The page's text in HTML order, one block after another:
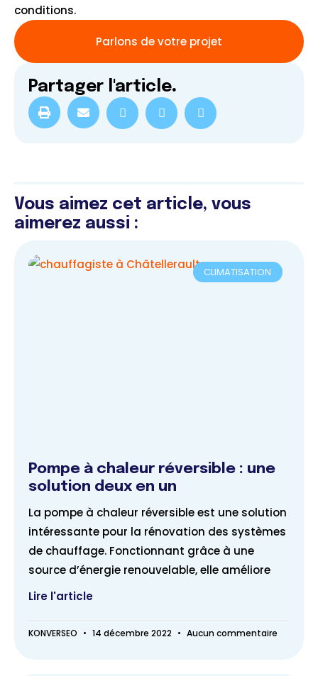
conditions.
Parlons de votre projet
Partager l'article.
Vous aimez cet article, vous
aimerez aussi :
CLIMATISATION
Pompe à chaleur réversible : une
solution deux en un
La pompe à chaleur réversible est une solution
intéressante pour la rénovation des systèmes
de chauffage. Fonctionnant grâce à une
source d’énergie renouvelable, elle améliore
Lire l'article
KONVERSEO 14 décembre 2022 Aucun commentaire